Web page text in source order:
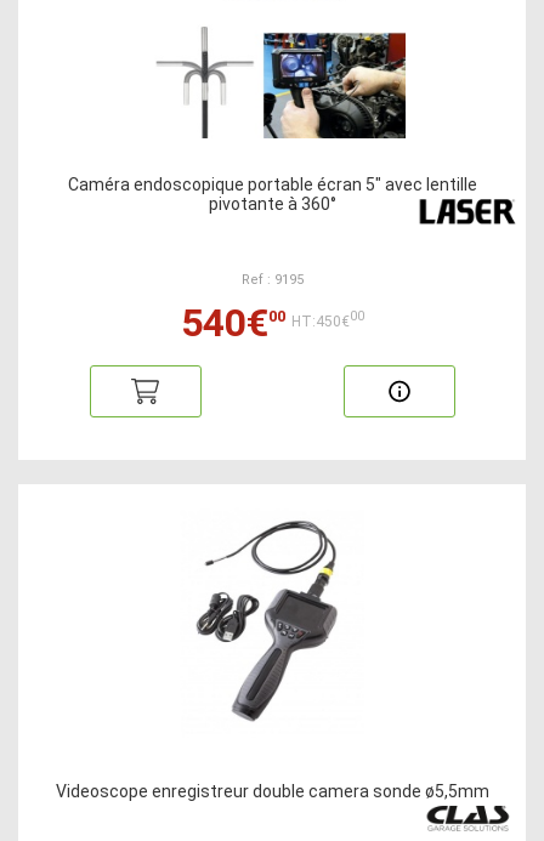
Caméra endoscopique portable écran 5" avec lentille
pivotante à 360°
Ref : 9195
540€00 HT:450€00
Videoscope enregistreur double camera sonde ø5,5mm